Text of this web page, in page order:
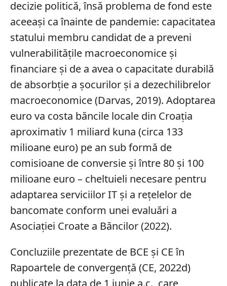
decizie politică, însă problema de fond este
aceeaşi ca înainte de pandemie: capacitatea
statului membru candidat de a preveni
vulnerabilităţile macroeconomice şi
financiare şi de a avea o capacitate durabilă
de absorbţie a şocurilor şi a dezechilibrelor
macroeconomice (Darvas, 2019). Adoptarea
euro va costa băncile locale din Croaţia
aproximativ 1 miliard kuna (circa 133
milioane euro) pe an sub formă de
comisioane de conversie şi între 80 şi 100
milioane euro – cheltuieli necesare pentru
adaptarea serviciilor IT şi a reţelelor de
bancomate conform unei evaluări a
Asociaţiei Croate a Băncilor (2022).
Concluziile prezentate de BCE şi CE în
Rapoartele de convergenţă (CE, 2022d)
publicate la data de 1 iunie a.c., care